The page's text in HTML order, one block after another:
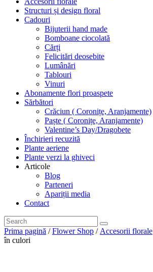
Structuri și design floral
Cadouri
Bijuterii hand made
Bomboane ciocolată
Cărți
Felicitări deosebite
Lumânări
Tablouri
Vinuri
Abonamente flori proaspete
Sărbători
Crăciun ( Coronițe, Aranjamente)
Paște ( Coronițe, Aranjamente)
Valentine’s Day/Dragobete
Închirieri recuzită
Plante aeriene
Plante verzi la ghiveci
Articole
Blog
Parteneri
Apariții media
Contact
Prima pagină /Flower Shop / Accesorii florale
în culori